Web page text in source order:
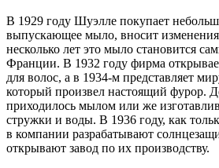
В 1929 году Шуэлле покупает
выпускающее мыло, вносит
несколько лет это мыло становится
Франции. В 1932 году фирма
для волос, а в 1934-м представляет
который произвел настоящий фурор.
приходилось мылом или же
стружки и воды. В 1936 году, как
в компании разрабатывают
открывают завод по их производству.